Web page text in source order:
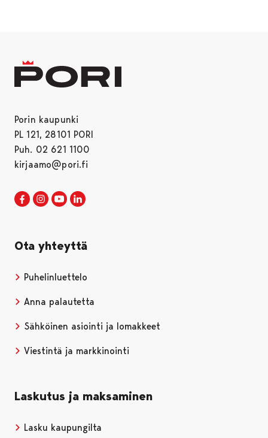
Porin kaupunki
PL 121, 28101 PORI
Puh. 02 621 1100
kirjaamo@pori.fi
Porin kaupunki Facebookissa
Avautuu uudessa välilehdessä
Porin kaupunki Instagramissa
Avautuu uudessa välilehdessä
Porin kaupunki Youtubessa
Avautuu uudessa välilehdessä
Ota yhteyttä
Puhelinluettelo
Anna palautetta
Sähköinen asiointi ja lomakkeet
Viestintä ja markkinointi
Laskutus ja maksaminen
Lasku kaupungilta